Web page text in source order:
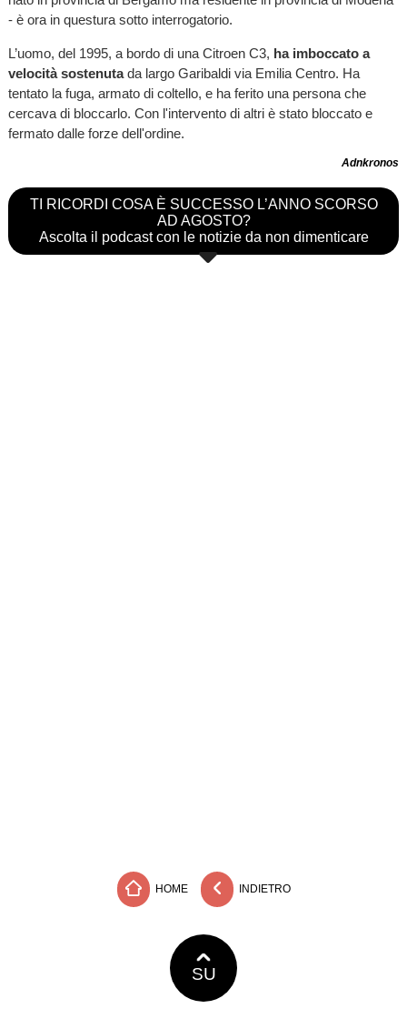
- è ora in questura sotto interrogatorio.
L’uomo, del 1995, a bordo di una Citroen C3, ha imboccato a
velocità sostenutada largo Garibaldi via Emilia Centro. Ha
tentato la fuga, armato di coltello, e ha ferito una persona che
cercava di bloccarlo. Con l'intervento di altri è stato bloccato e
fermato dalle forze dell'ordine.
Adnkronos
TI RICORDI COSA È SUCCESSO L’ANNO SCORSO
AD AGOSTO?
Ascolta il podcast con le notizie da non dimenticare
HOME INDIETRO
SU